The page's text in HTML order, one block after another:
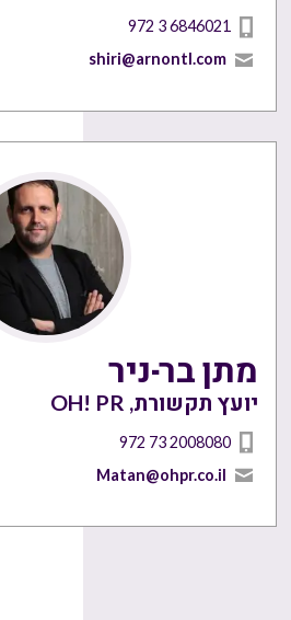
972 3 6846021
shiri@arnontl.com
מתן בר-ניר
יועץ תקשורת, OH! PR
972 73 2008080
Matan@ohpr.co.il